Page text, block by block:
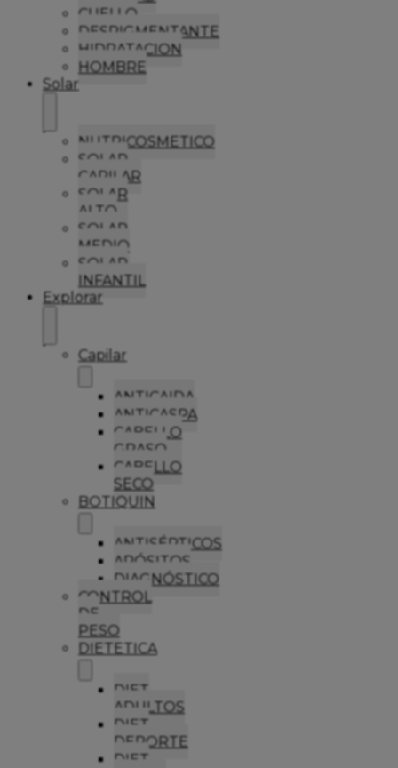
CUELLO
DESPIGMENTANTE
HIDRATACION
HOMBRE
Solar
NUTRICOSMETICO
SOLAR
CAPILAR
SOLAR
ALTO
SOLAR
MEDIO
SOLAR
INFANTIL
Explorar
Capilar
ANTICAIDA
ANTICASPA
CABELLO
GRASO
CABELLO
SECO
BOTIQUIN
ANTISÉPTICOS
APÓSITOS
DIAGNÓSTICO
CONTROL
DE
PESO
DIETETICA
DIET
ADULTOS
DIET
DEPORTE
DIET